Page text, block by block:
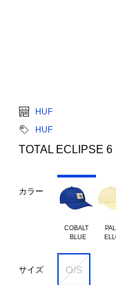
HUF
HUF
TOTAL ECLIPSE
カラー
COBALT
BLUE
サイズ O/S